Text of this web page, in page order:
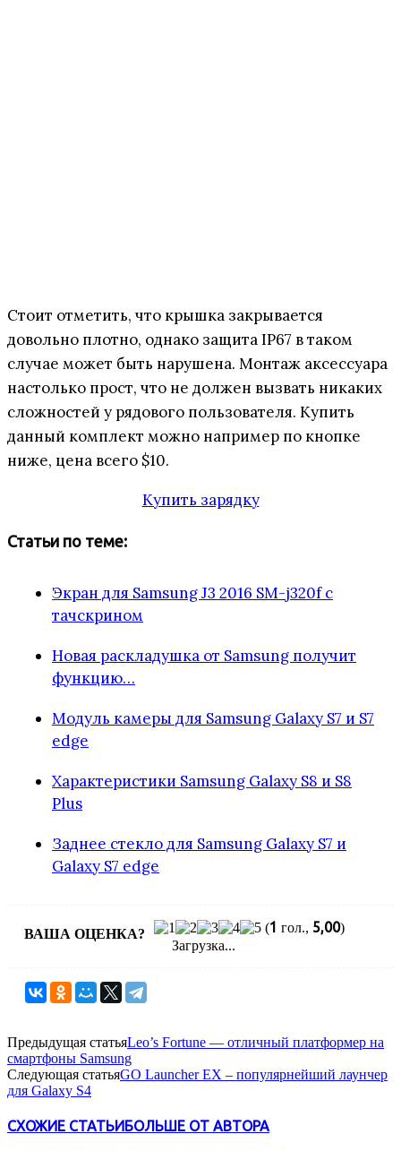
Стоит отметить, что крышка закрывается
довольно плотно, однако защита IP67 в таком
случае может быть нарушена. Монтаж аксессуара
настолько прост, что не должен вызвать никаких
сложностей у рядового пользователя. Купить
данный комплект можно например по кнопке
ниже, цена всего $10.
Купить зарядку
Статьи по теме:
Экран для Samsung J3 2016 SM-j320f с
тачскрином
Новая раскладушка от Samsung получит
функцию…
Модуль камеры для Samsung Galaxy S7 и S7
edge
Характеристики Samsung Galaxy S8 и S8
Plus
Заднее стекло для Samsung Galaxy S7 и
Galaxy S7 edge
ВАША ОЦЕНКА? (1 гол., 5,00)
Загрузка...
Предыдущая статьяLeo’s Fortune — отличный платформер на
смартфоны Samsung
Следующая статьяGO Launcher EX – популярнейший лаунчер
для Galaxy S4
СХОЖИЕ СТАТЬИБОЛЬШЕ ОТ АВТОРА